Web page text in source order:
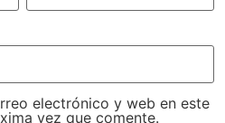
electrónico y web en este
vez que comente.